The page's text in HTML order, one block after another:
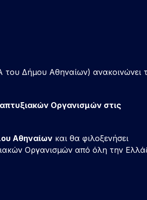
Δήμου Αθηναίων) ανακοινώνει
Οργανισμών στις
Αθηναίων και θα φιλοξενήσει
Οργανισμών από όλη την